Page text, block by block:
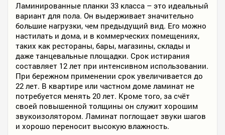
Ламинированные планки 33 класса – это идеальный
вариант для пола. Он выдерживает значительно
большие нагрузки, чем предыдущий вид. Его можно
настилать и дома, и в коммерческих помещениях,
таких как рестораны, бары, магазины, склады и
даже танцевальные площадки. Срок истирания
составляет 12 лет при интенсивном использовании.
При бережном применении срок увеличивается до
22 лет. В квартире или частном доме ламинат не
потребуется менять 20 лет. Кроме того, за счёт
своей повышенной толщины он служит хорошим
звукоизолятором. Ламинат поглощает звуки шагов
и хорошо переносит высокую влажность.